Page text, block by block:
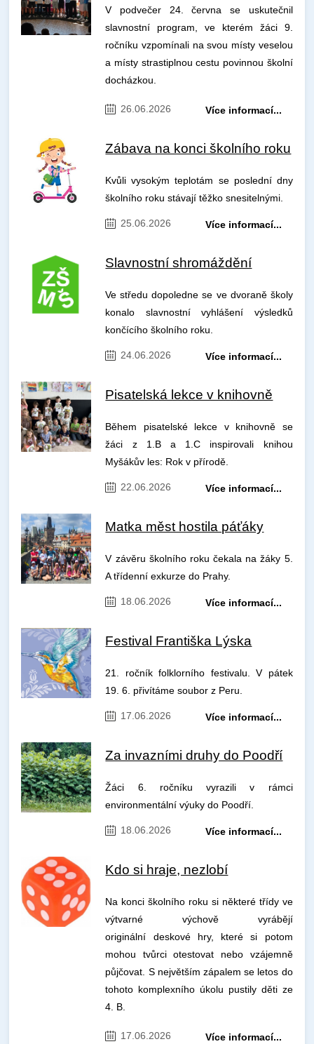
V podvečer 24. června se uskutečnil
slavnostní program, ve kterém žáci 9.
ročníku vzpomínali na svou místy veselou
a místy strastiplnou cestu povinnou školní
docházkou.
26.06.2026 Více informací...
Zábava na konci školního roku
Kvůli vysokým teplotám se poslední dny
školního roku stávají těžko snesitelnými.
25.06.2026 Více informací...
Slavnostní shromáždění
Ve středu dopoledne se ve dvoraně školy
konalo slavnostní vyhlášení výsledků
končícího školního roku.
24.06.2026 Více informací...
Pisatelská lekce v knihovně
Během pisatelské lekce v knihovně se
žáci z 1.B a 1.C inspirovali knihou
Myšákův les: Rok v přírodě.
22.06.2026 Více informací...
Matka měst hostila páťáky
V závěru školního roku čekala na žáky 5.
A třídenní exkurze do Prahy.
18.06.2026 Více informací...
Festival Františka Lýska
21. ročník folklorního festivalu. V pátek
19. 6. přivítáme soubor z Peru.
17.06.2026 Více informací...
Za invazními druhy do Poodří
Žáci 6. ročníku vyrazili v rámci
environmentální výuky do Poodří.
18.06.2026 Více informací...
Kdo si hraje, nezlobí
Na konci školního roku si některé třídy ve
výtvarné výchově vyrábějí
originální deskové hry, které si potom
mohou tvůrci otestovat nebo vzájemně
půjčovat. S největším zápalem se letos do
tohoto komplexního úkolu pustily děti ze
4. B.
17.06.2026 Více informací...